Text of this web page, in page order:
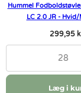
Hummel
LC 2.0 JR -
299,95
28
Læg i